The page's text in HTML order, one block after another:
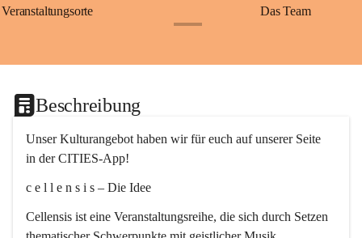
Veranstaltungsorte Das Team
Beschreibung
Unser Kulturangebot haben wir für euch auf unserer Seite
in der CITIES-App!
c e l l e n s i s – Die Idee
Cellensis ist eine Veranstaltungsreihe, die sich durch Setzen